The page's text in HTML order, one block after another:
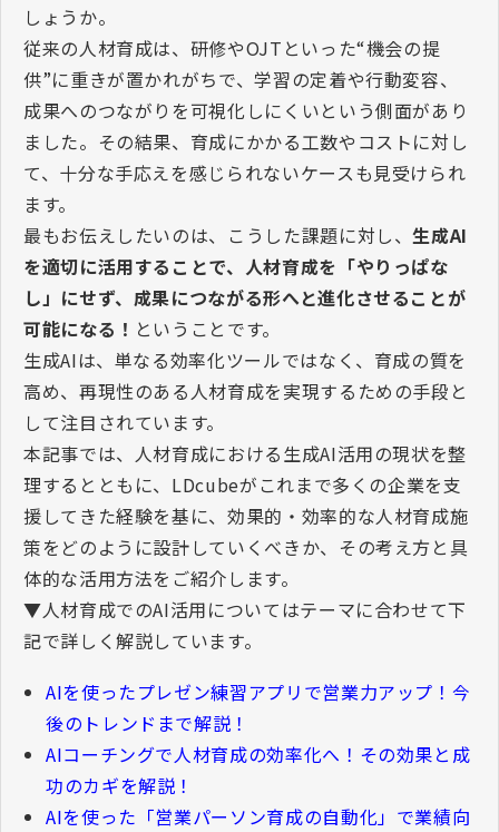
しょうか。
従来の人材育成は、研修やOJT といった“機会の提
供”に重きが置かれがちで、学習の定着や行動変容、
成果へのつながりを可視化しにくいという側面があり
ました。その結果、育成にかかる工数やコストに対し
て、十分な手応えを感じられないケースも見受けられ
ます。
最もお伝えしたいのは、こうした課題に対し、生成AI
を適切に活用することで、人材育成を「やりっぱな
し」にせず、成果につながる形へと進化させることが
可能になる！ ということです。
生成AIは、単なる効率化ツールではなく、育成の質を
高め、再現性のある人材育成を実現するための手段と
して注目されています。
本記事では、人材育成における生成AI活用の現状を整
理するとともに、 LDcubeがこれまで多くの企業を支
援してきた経験を基に、効果的・効率的な人材育成施
策をどのように設計していくべきか、その考え方と具
体的な活用方法をご紹介します。
▼人材育成でのAI活用についてはテーマに合わせて下
記で詳しく解説しています。
AIを使ったプレゼン練習アプリで営業力アップ！今
後のトレンドまで解説！
AIコーチングで人材育成の効率化へ！その効果と成
功のカギを解説！
AIを使った「営業パーソン育成の自動化」で業績向